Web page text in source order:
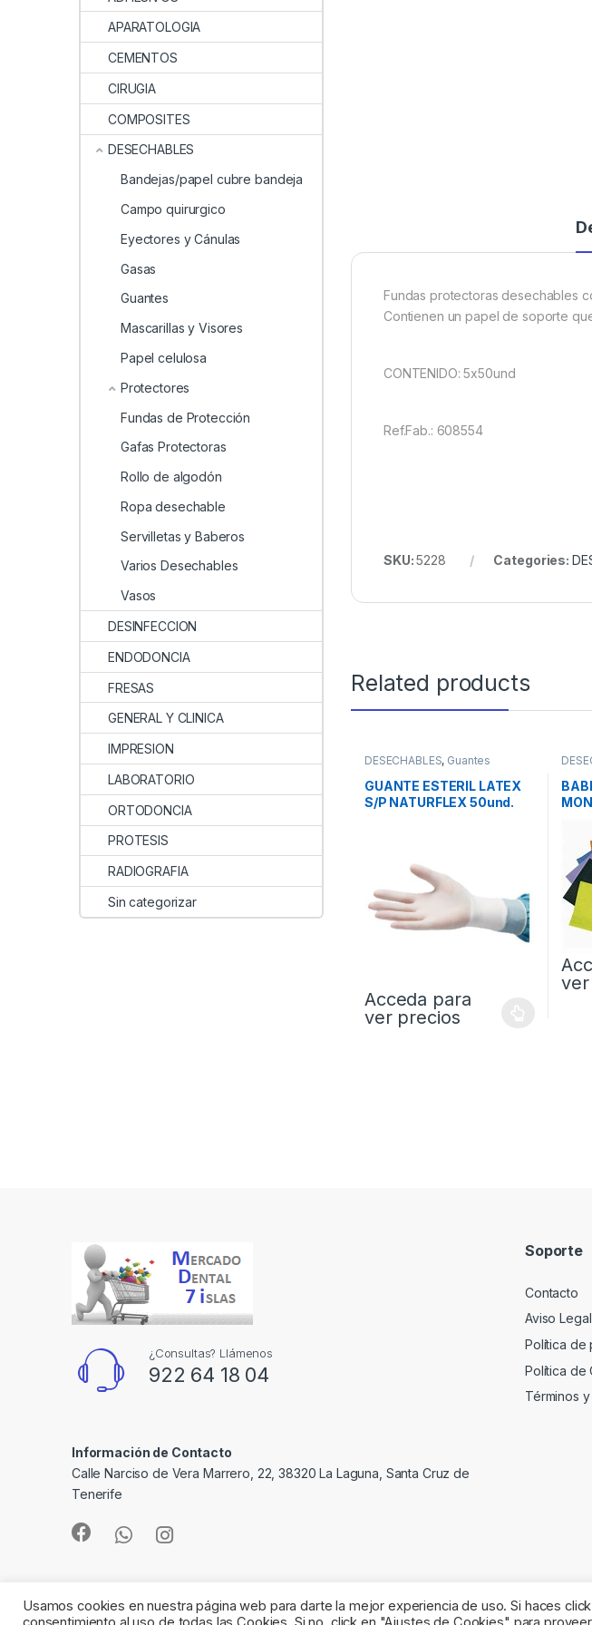
Fundas protectoras desechables
Contienen un papel de soporte
CONTENIDO: 5x50und
Ref.Fab.: 608554
SKU:5228 Categories:
Related products
DESECHABLES, Guantes
GUANTE ESTERIL LATEX
S/P NATURFLEX 50und.
Acceda para
ver precios
APARATOLOGIA
CEMENTOS
CIRUGIA
COMPOSITES
DESECHABLES
Bandejas/papel cubre bandeja
Campo quirurgico
Eyectores y Cánulas
Gasas
Guantes
Mascarillas y Visores
Papel celulosa
Protectores
Fundas de Protección
Gafas Protectoras
Rollo de algodón
Ropa desechable
Servilletas y Baberos
Varios Desechables
Vasos
DESINFECCION
ENDODONCIA
FRESAS
GENERAL Y CLINICA
IMPRESION
LABORATORIO
ORTODONCIA
PROTESIS
RADIOGRAFIA
Sin categorizar
¿Consultas? Llámenos
922 64 18 04
Información de Contacto
Calle Narciso de Vera Marrero, 22, 38320 La Laguna, Santa Cruz de
Tenerife
Soporte
Contacto
Aviso Legal
Política de
Política de
Términos
Usamos cookies en nuestra página web para darte la mejor experiencia de uso. Si haces